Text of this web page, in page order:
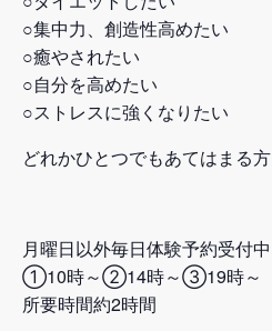
○集中力、創造性高めたい
○癒やされたい
○自分を高めたい
○ストレスに強くなりたい
どれかひとつでもあてはまる
月曜日以外毎日体験予約受付中
①10時～②14時～③19時～
所要時間約2時間